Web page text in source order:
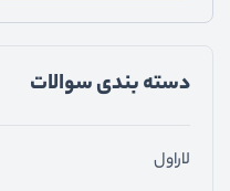
دسته ‌بندی سوالات
لاراول